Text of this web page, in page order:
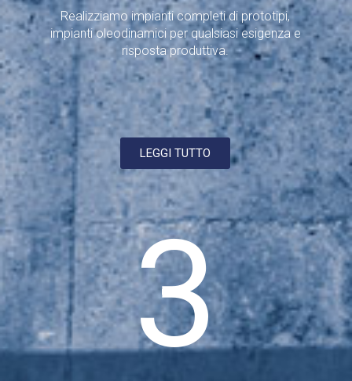
Realizziamo impianti completi di prototipi,
impianti oleodinamici per qualsiasi esigenza e
risposta produttiva.
LEGGI TUTTO
3